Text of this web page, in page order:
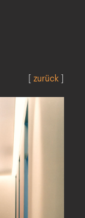
[ zurück ]